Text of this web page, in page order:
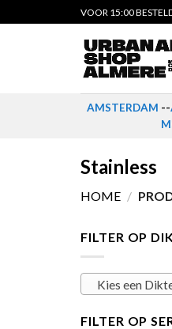
to
VOOR 15:00
AMSTERDAM --
Stainless
HOME /
FILTER OP
Kies een
FILTER OP